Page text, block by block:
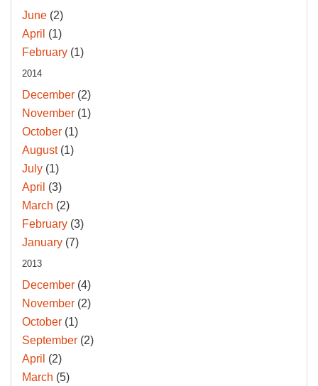
June (2)
April (1)
February (1)
2014
December (2)
November (1)
October (1)
August(1)
July (1)
April (3)
March (2)
February (3)
January (7)
2013
December (4)
November (2)
October (1)
September (2)
April (2)
March (5)